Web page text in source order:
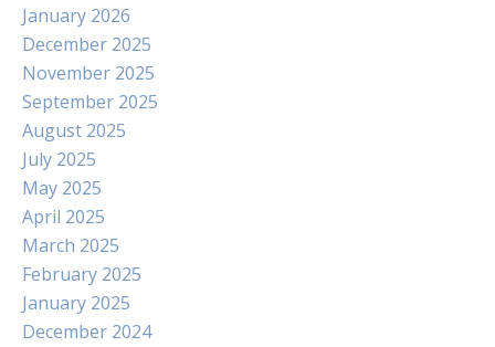
January 2026
December 2025
November 2025
September 2025
August 2025
July 2025
May 2025
April 2025
March 2025
February 2025
January 2025
December 2024